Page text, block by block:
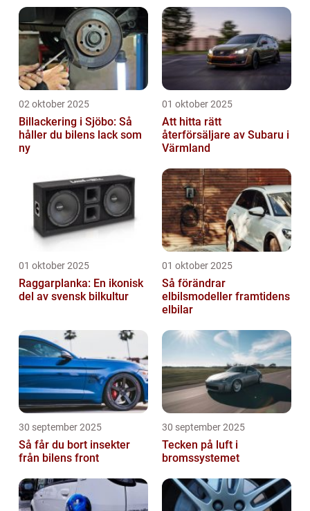
02 oktober 2025
Billackering i Sjöbo: Så
håller du bilens lack som
ny
01 oktober 2025
Att hitta rätt
återförsäljare av Subaru i
Värmland
01 oktober 2025
Raggarplanka: En ikonisk
del av svensk bilkultur
01 oktober 2025
Så förändrar
elbilsmodeller framtidens
elbilar
30 september 2025
Så får du bort insekter
från bilens front
30 september 2025
Tecken på luft i
bromssystemet